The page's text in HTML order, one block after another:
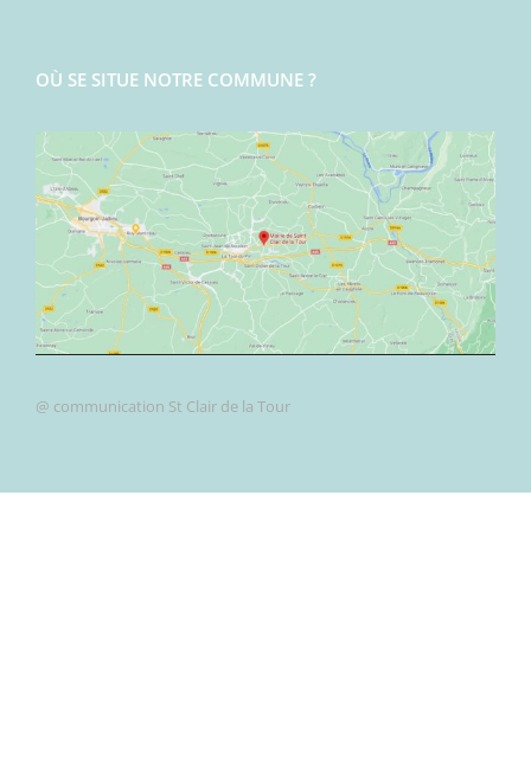
OÙ SE SITUE NOTRE COMMUNE ?
@ communication St Clair de la Tour